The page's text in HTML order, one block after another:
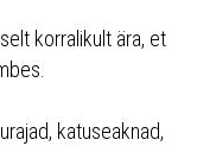
korralikult ära, et
katuseaknad,